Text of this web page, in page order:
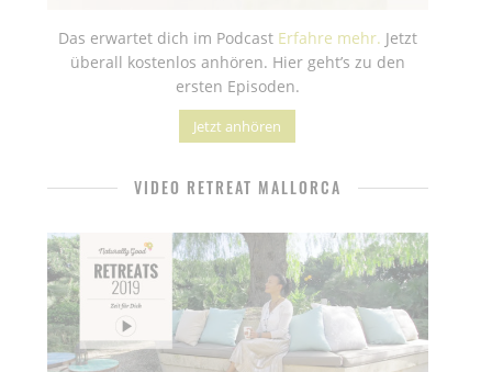
Das erwartet dich im Podcast Erfahre mehr. Jetzt
überall kostenlos anhören. Hier geht’s zu den
ersten Episoden.
Jetzt anhören
VIDEO RETREAT MALLORCA